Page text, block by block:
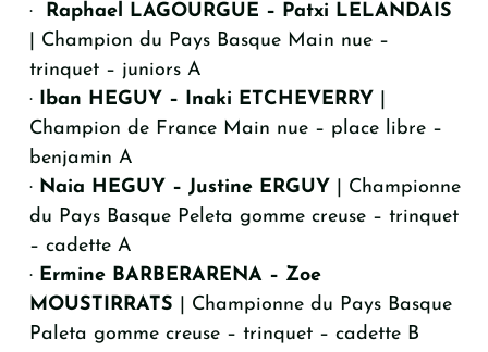
· Raphael LAGOURGUE – Patxi LELANDAIS
| Champion du Pays Basque Main nue –
trinquet – juniors A
· Iban HEGUY – Inaki ETCHEVERRY
Champion de France Main nue – place libre –
benjamin A
· Naia HEGUY – Justine ERGUY | Championne
du Pays Basque Peleta gomme creuse – trinquet
– cadette A
· Ermine BARBERARENA – Zoe
MOUSTIRRATS | Championne du Pays Basque
Paleta gomme creuse – trinquet – cadette B